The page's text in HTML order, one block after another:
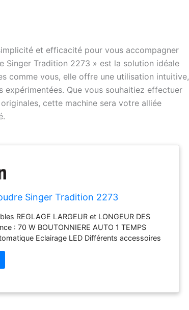
et efficacité pour vous accompagner
Singer Tradition 2273 » est la solution idéale
comme vous, elle offre une utilisation intuitive,
Que vous souhaitiez effectuer
cette machine sera votre alliée
Singer Tradition 2273
REGLAGE LARGEUR et LONGEUR DES
: 70 W BOUTONNIERE AUTO 1 TEMPS
Eclairage LED Différents accessoires